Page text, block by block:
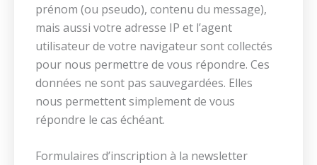
prénom (ou pseudo), contenu du message),
mais aussi votre adresse IP et l’agent
utilisateur de votre navigateur sont collectés
pour nous permettre de vous répondre. Ces
données ne sont pas sauvegardées. Elles
nous permettent simplement de vous
répondre le cas échéant.
Formulaires d’inscription à la newsletter